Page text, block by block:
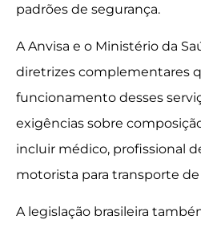
padrões de segurança.
A Anvisa e o Ministério da
diretrizes complementares
funcionamento desses
exigências sobre
incluir médico, profissional
motorista para transporte
A legislação brasileira